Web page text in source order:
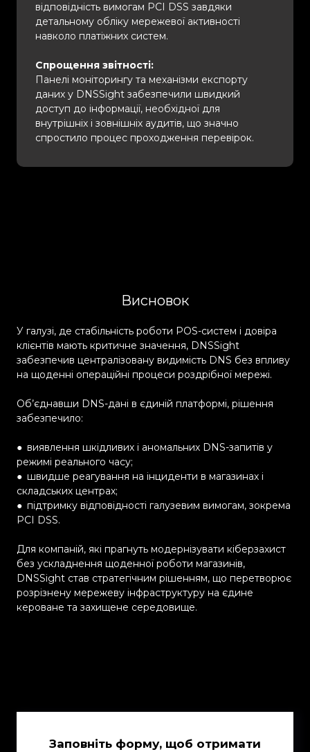
відповідність вимогам PCI DSS завдяки
детальному обліку мережевої активності
навколо платіжних систем.
Спрощення звітності:
Панелі моніторингу та механізми експорту
даних у DNSSight забезпечили швидкий
доступ до інформації, необхідної для
внутрішніх і зовнішніх аудитів, що значно
спростило процес проходження перевірок.
Висновок
У галузі, де стабільність роботи POS-систем і довіра
клієнтів мають критичне значення, DNSSight
забезпечив централізовану видимість DNS без впливу
на щоденні операційні процеси роздрібної мережі.
Об’єднавши DNS-дані в єдиній платформі, рішення
забезпечило:
● виявлення шкідливих і аномальних DNS-запитів у
режимі реального часу;
● швидше реагування на інциденти в магазинах і
складських центрах;
● підтримку відповідності галузевим вимогам, зокрема
PCI DSS.
Для компаній, які прагнуть модернізувати кіберзахист
без ускладнення щоденної роботи магазинів,
DNSSight став стратегічним рішенням, що перетворює
розрізнену мережеву інфраструктуру на єдине
кероване та захищене середовище.
Заповніть форму, щоб отримати